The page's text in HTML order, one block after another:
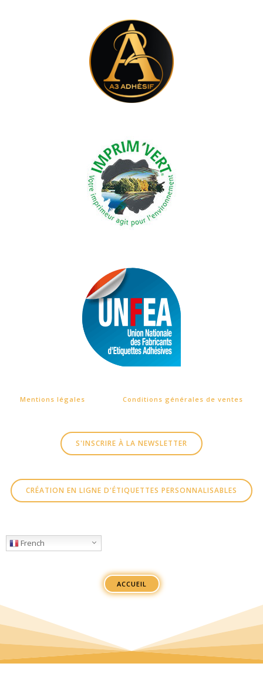
Mentions légales Conditions générales de ventes
S'INSCRIRE À LA NEWSLETTER
CRÉATION EN LIGNE D'ÉTIQUETTES PERSONNALISABLES
French
ACCUEIL